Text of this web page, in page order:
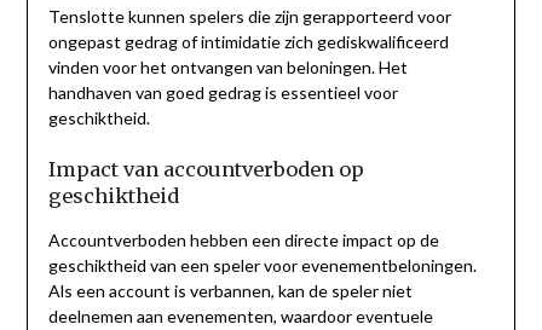
Tenslotte kunnen spelers die zijn gerapporteerd voor
ongepast gedrag of intimidatie zich gediskwalificeerd
vinden voor het ontvangen van beloningen. Het
handhaven van goed gedrag is essentieel voor
geschiktheid.
Impact van accountverboden op
geschiktheid
Accountverboden hebben een directe impact op de
geschiktheid van een speler voor evenementbeloningen.
Als een account is verbannen, kan de speler niet
deelnemen aan evenementen, waardoor eventuele